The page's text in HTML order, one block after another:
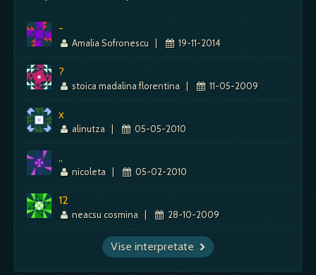
de eliberare. Visul zgaltaie subiectul sa iasa din starea
de apatie.…
Mai mult despre acest simbol: Dictionar de vise ~ Strigat
-
Amalia Sofronescu | 19-11-2014
?
stoica madalina florentina | 11-05-2009
x
alinutza | 05-05-2010
,,
nicoleta | 05-02-2010
12
neacsu cosmina | 28-10-2009
Vise interpretate